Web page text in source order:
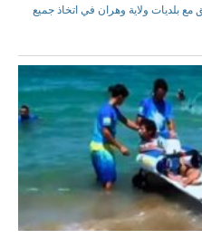
بلديات ولاية وهران في اتخاذ جميع